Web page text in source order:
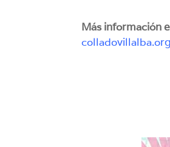
Más información
colladovillalba.org